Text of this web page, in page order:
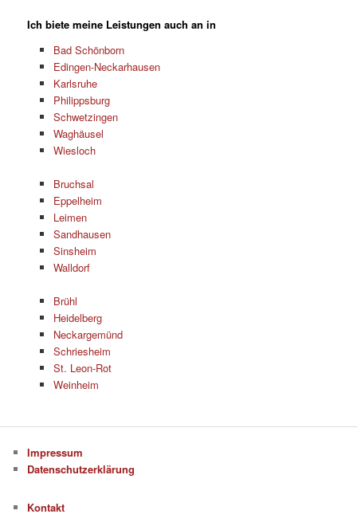
Ich biete meine Leistungen auch an in
Bad Schönborn
Edingen-Neckarhausen
Karlsruhe
Philippsburg
Schwetzingen
Waghäusel
Wiesloch
Bruchsal
Eppelheim
Leimen
Sandhausen
Sinsheim
Walldorf
Brühl
Heidelberg
Neckargemünd
Schriesheim
St. Leon-Rot
Weinheim
Impressum
Datenschutzerklärung
Kontakt